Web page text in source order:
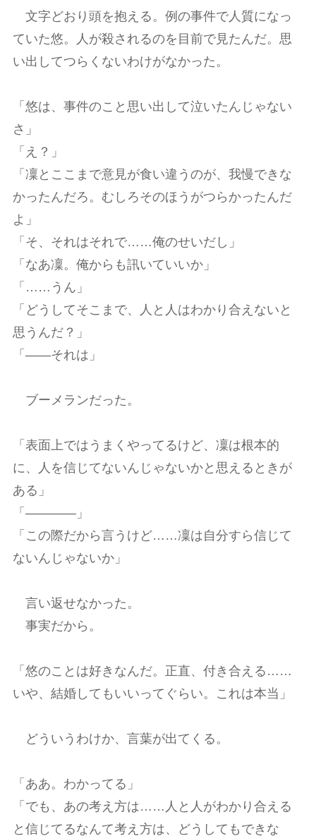
文字どおり頭を抱える。例の事件で人質になっ
ていた悠。人が殺されるのを目前で見たんだ。思
い出してつらくないわけがなかった。
「悠は、事件のこと思い出して泣いたんじゃない
さ」
「え？」
「凜とここまで意見が食い違うのが、我慢できな
かったんだろ。むしろそのほうがつらかったんだ
よ」
「そ、それはそれで……俺のせいだし」
「なあ凜。俺からも訊いていいか」
「……うん」
「どうしてそこまで、人と人はわかり合えないと
思うんだ？」
「――それは」
ブーメランだった。
「表面上ではうまくやってるけど、凜は根本的
に、人を信じてないんじゃないかと思えるときが
ある」
「――――」
「この際だから言うけど……凜は自分すら信じて
ないんじゃないか」
言い返せなかった。
事実だから。
「悠のことは好きなんだ。正直、付き合える……
いや、結婚してもいいってぐらい。これは本当」
どういうわけか、言葉が出てくる。
「ああ。わかってる」
「でも、あの考え方は……人と人がわかり合える
と信じてるなんて考え方は、どうしてもできな